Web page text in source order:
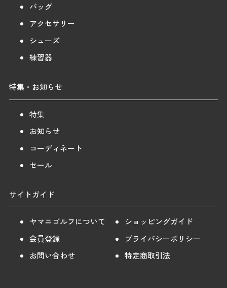
バッグ
アクセサリー
シューズ
練習器
特集・お知らせ
特集
お知らせ
コーディネート
セール
サイトガイド
ヤマニゴルフについて
ショッピングガイド
会員登録
プライバシーポリシー
お問い合わせ
特定商取引法